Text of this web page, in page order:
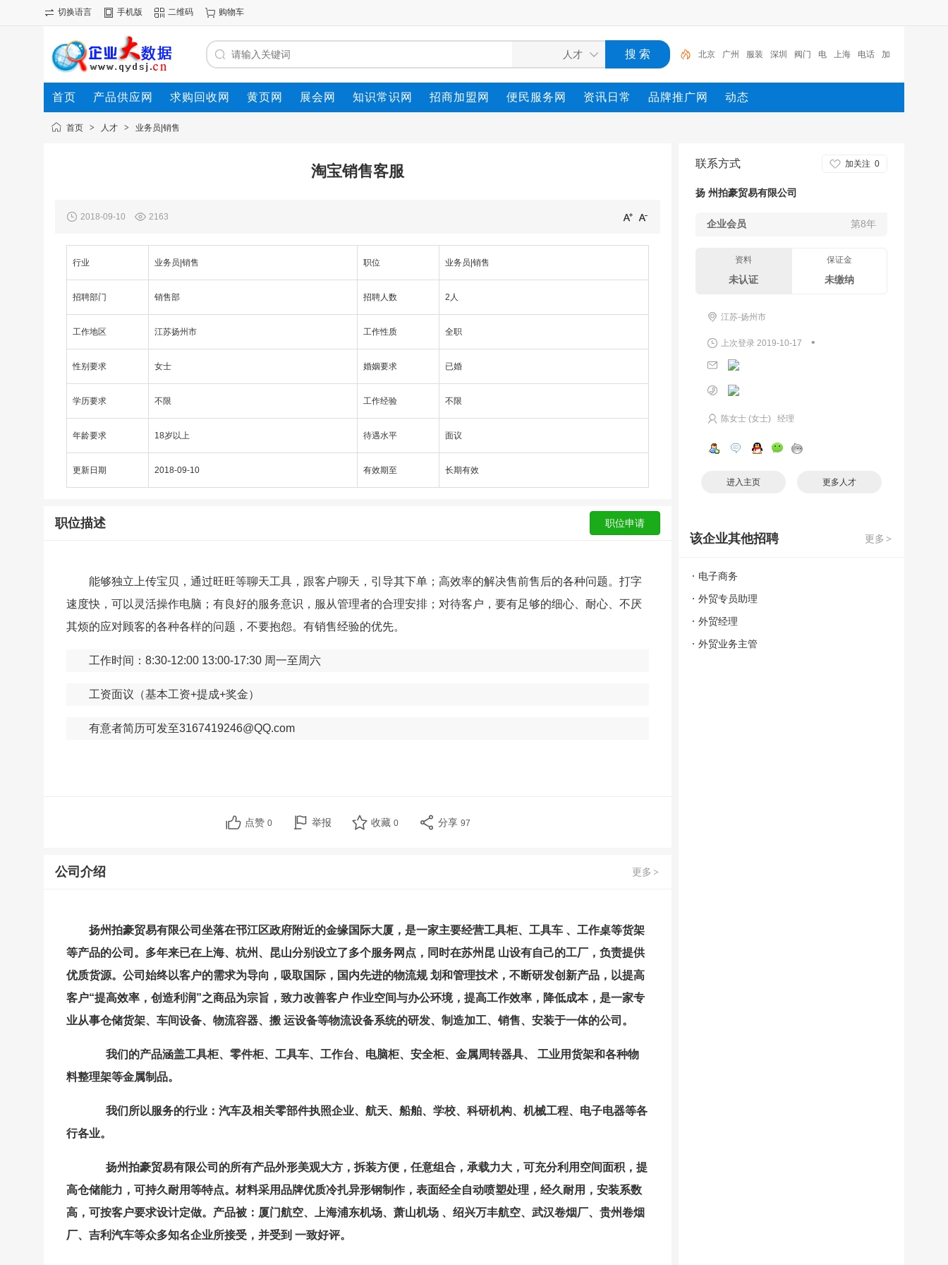
切换语言 手机版 二维码 购物车
北京 广州 服装 深圳 阀门 电 上海 电话 加
工 公司
首页 产品供应网 求购回收网 黄页网 展会网 知识常识网 招商加盟网 便民服务网 资讯日常 品牌推广网 动态
首页 > 人才 > 业务员|销售
淘宝销售客服
2018-09-10 2163
行业 业务员|销售 职位 业务员|销售
招聘部门 销售部 招聘人数 2人
工作地区 江苏扬州市 工作性质 全职
性别要求 女士 婚姻要求 已婚
学历要求 不限 工作经验 不限
年龄要求 18岁以上 待遇水平 面议
更新日期 2018-09-10 有效期至 长期有效
职位描述
能够独立上传宝贝，通过旺旺等聊天工具，跟客户聊天，引导其下单；高效率的解决售前售后的各种问题。打字
速度快，可以灵活操作电脑；有良好的服务意识，服从管理者的合理安排；对待客户，要有足够的细心、耐心、不厌
其烦的应对顾客的各种各样的问题，不要抱怨。有销售经验的优先。
工作时间： 8:30-12:00 13:00-17:30 周一至周六
工资面议（基本工资+提成+奖金）
有意者简历可发至3167419246@QQ.com
点赞 0 举报 收藏 0 分享 97
更多 >
公司介绍
扬州拍豪贸易有限公司坐落在邗江区政府附近的金缘国际大厦，是一家主要经营工具柜、工具车 、工作桌等货架
等产品的公司。多年来已在上海、杭州、昆山分别设立了多个服务网点，同时在苏州昆 山设有自己的工厂，负责提供
优质货源。公司始终以客户的需求为导向，吸取国际，国内先进的物流规 划和管理技术，不断研发创新产品，以提高
客户“提高效率，创造利润”之商品为宗旨，致力改善客户 作业空间与办公环境，提高工作效率，降低成本，是一家专
业从事仓储货架、车间设备、物流容器、搬 运设备等物流设备系统的研发、制造加工、销售、安装于一体的公司。
我们的产品涵盖工具柜、零件柜、工具车、工作台、电脑柜、安全柜、金属周转器具、 工业用货架和各种物
料整理架等金属制品。
我们所以服务的行业：汽车及相关零部件执照企业、航天、船舶、学校、科研机构、机械工程、电子电器等各
行各业。
扬州拍豪贸易有限公司的所有产品外形美观大方，拆装方便，任意组合，承载力大，可充分利用空间面积，提
高仓储能力，可持久耐用等特点。材料采用品牌优质冷扎异形钢制作，表面经全自动喷塑处理，经久耐用，安装系数
高，可按客户要求设计定做。产品被：厦门航空、上海浦东机场、萧山机场 、绍兴万丰航空、武汉卷烟厂、贵州卷烟
厂、吉利汽车等众多知名企业所接受，并受到 一致好评。
联系方式 加关注 0
扬 州拍豪贸易有限公司
企业会员 第8年
资料
未认证
保证金
未缴纳
江苏-扬州市
上次登录 2019-10-17 •
陈女士 (女士) 经理
进入主页 更多人才
更多 >
该企业其他招聘
电子商务
外贸专员助理
外贸经理
外贸业务主管